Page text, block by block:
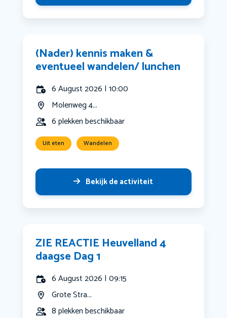
(Nader) kennis maken &
eventueel wandelen/ lunchen
6 August 2026 | 10:00
Molenweg 4...
6 plekken beschikbaar
Uit eten Wandelen
Bekijk de activiteit
ZIE REACTIE Heuvelland 4
daagse Dag 1
6 August 2026 | 09:15
Grote Stra...
8 plekken beschikbaar